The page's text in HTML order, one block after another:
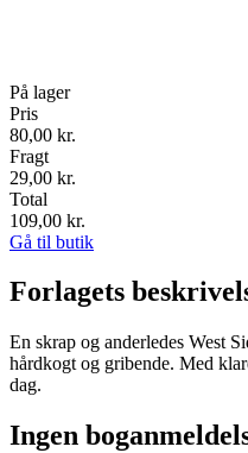
På lager
Pris
80,00 kr.
Fragt
29,00 kr.
Total
109,00 kr.
Gå til butik
Forlagets
En skrap og anderledes West
hårdkogt og gribende. Med
dag.
Ingen